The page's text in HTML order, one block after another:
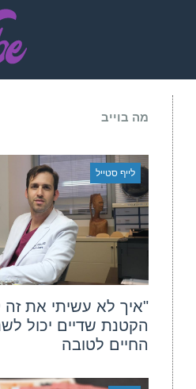
מה בוייב
לייף סטייל
"איך לא עשיתי את זה
הקטנת שדיים יכול
החיים לטובה